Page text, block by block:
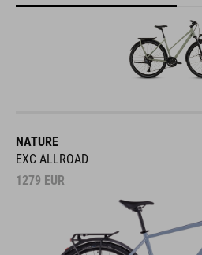
NATURE
EXC ALLROAD
1279 EUR